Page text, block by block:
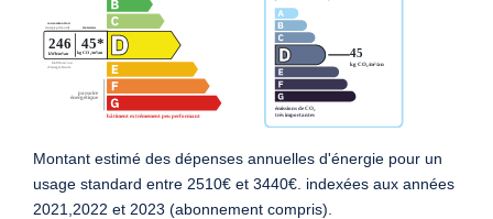
Montant estimé des dépenses annuelles d'énergie pour un
usage standard entre 2510€ et 3440€. indexées aux années
2021,2022 et 2023 (abonnement compris).